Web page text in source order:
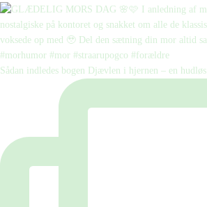
Sådan indledes bogen Djævlen i hjernen – en hudløs